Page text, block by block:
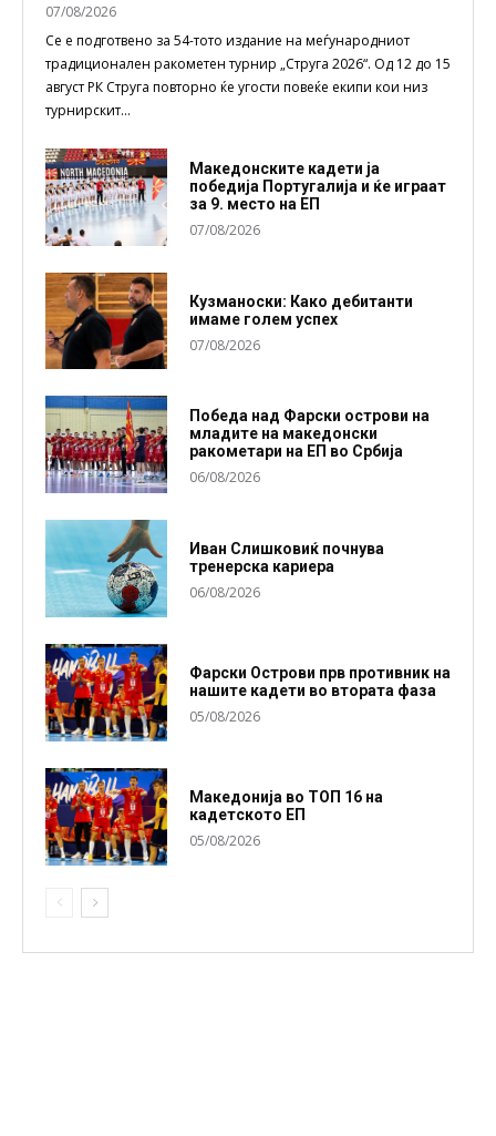
07/08/2026
Се е подготвено за 54-тото издание на меѓународниот
традиционален ракометен турнир „Струга 2026“. Од 12 до 15
август РК Струга повторно ќе угости повеќе екипи кои низ
турнирскит...
Македонските кадети ја
победија Португалија и ќе играат
за 9. место на ЕП
07/08/2026
Кузманоски: Како дебитанти
имаме голем успех
07/08/2026
Победа над Фарски острови на
младите на македонски
ракометари на ЕП во Србија
06/08/2026
Иван Слишковиќ почнува
тренерска кариера
06/08/2026
Фарски Острови прв противник на
нашите кадети во втората фаза
05/08/2026
Македонија во ТОП 16 на
кадетското ЕП
05/08/2026